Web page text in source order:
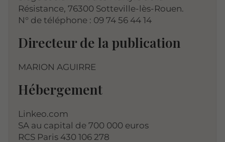
Résistance, 76300 Sotteville-lès-Rouen.
N° de téléphone : 09 74 56 44 14
Directeur de la publication
MARION AGUIRRE
Hébergement
Linkeo.com
SA au capital de 700 000 euros
RCS Paris 430 106 278